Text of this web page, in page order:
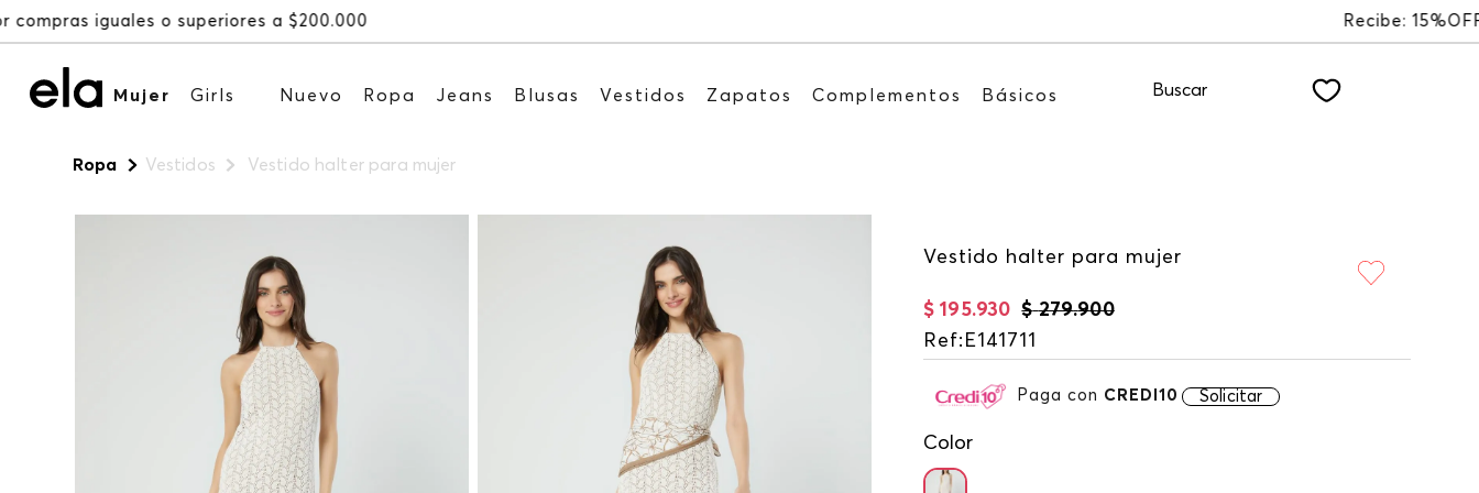
Mujer Girls Nuevo Ropa Jeans Blusas Vestidos Zapatos Complementos Básicos Buscar
Ropa Vestidos Vestido halter para mujer
Vestido halter para mujer
$ 279.900
$ 195.930
Ref: E141711
Paga con CREDI10 Solicitar
Color